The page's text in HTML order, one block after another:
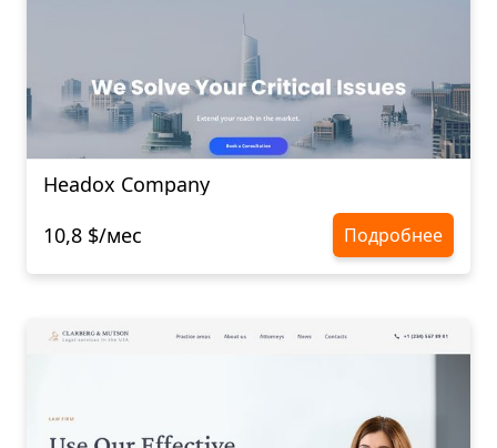
Headox Company
10,8 $/мес
Подробнее